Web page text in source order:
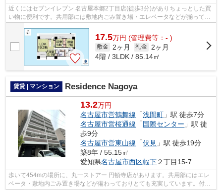
近くにはセブンイレブン 名古屋本郷2丁目店(徒歩3分)がありちょっとした買
い物に便利です。共用部には敷地内ごみ置き場・エレベータなどが揃ってお
17.5万円 (管理費等：- )
敷金 2ヶ月 礼金
2ヶ月
4階 / 3LDK / 85.14㎡
賃貸 | マンション Residence Nagoya
13.2万円
名古屋市営鶴舞線 「浅間町 」駅 徒歩7分
名古屋市営桜通線 「国際センター 」駅 徒
歩9分
名古屋市営東山線 「伏見 」駅 徒歩19分
築8年 / 55.15㎡
愛知県名古屋市西区幅下２丁目15-7
歩いて454mの場所に、丸一ストアー 円頓寺店があります。共用部にはエレ
ベータ・敷地内ごみ置き場などが備わっておりとても充実しています。付近